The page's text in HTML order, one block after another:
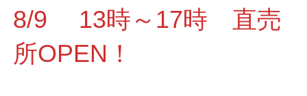
8/9 13時～17時 直売
所OPEN！